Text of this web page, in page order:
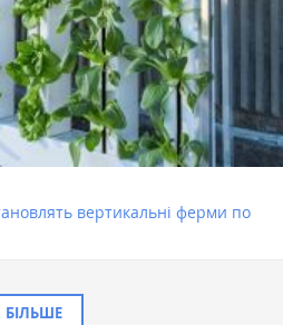
вертикальні ферми по
БІЛЬШЕ